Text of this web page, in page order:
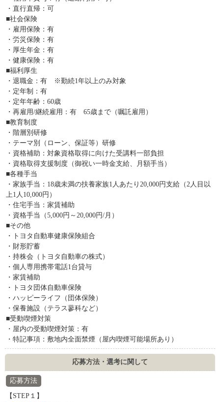
・直行直帰：可
■社会保険
・雇用保険：有
・労災保険：有
・厚生年金：有
・健康保険：有
■福利厚生
・退職金：有 ※勤続1年以上のみ対象
・定年制：有
・定年年齢：60歳
・再雇用/継続雇用：有 65歳まで（嘱託雇用）
■教育制度
・階層別研修
・テーマ別（ローン、保証等）研修
・資格補助：対象資格取得に向けた受講料一部負担
・資格取得支援制度（御祝い一時金支給、月額手当）
■各種手当
・家族手当：18歳未満の扶養家族1人あたり20,000円支給（2人目以
上1人10,000円）
・住宅手当：家賃補助
・資格手当（5,000円～20,000円/月）
■その他
・トヨタ自動車健康保険組合
・財形貯蓄
・持株会（トヨタ自動車の株式）
・個人専用携帯電話1台貸与
・家賃補助
・トヨタ団体自動車保険
・ハッピーライフ（団体保険）
・保養施設（テラス蓼科など）
■受動喫煙対策
・屋内の受動喫煙対策：有
・特記事項：敷地内全面禁煙（屋内喫煙可能場所あり）
応募方法・選考に関して
応募方法
【STEP１】